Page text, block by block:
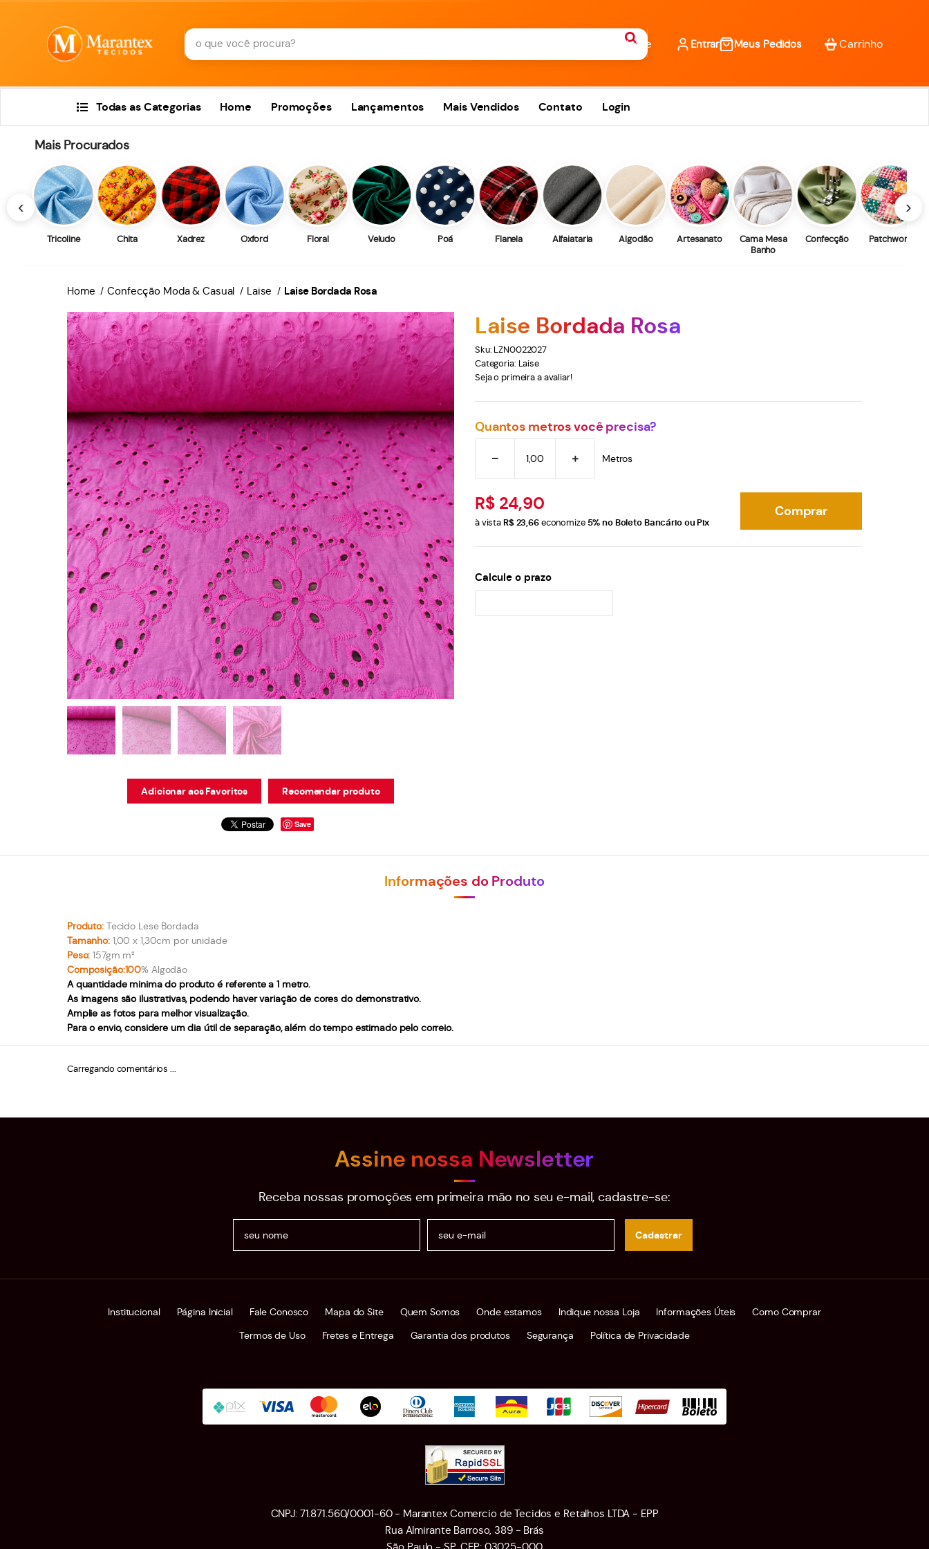
Entrar Meus Pedidos
Todas as Categorias Home Promoções Lançamentos Mais Vendidos Contato Login
‹
Mais Procurados
Tricoline Chita Xadrez Oxford Floral Veludo Poá Flanela Alfaiataria Algodão Artesanato
Cama Mesa
Banho
Confecção Patchwork
›
Home Confecção Moda & Casual Laise Laise Bordada Rosa
Adicionar aos Favoritos Recomendar produto
Save
Laise Bordada Rosa
Sku: LZN0022027
Categoria: Laise
Seja o primeira a avaliar!
Quantos metros você precisa?
Metros
R$ 24,90
à vistaR$ 23,66economize 5%no Boleto Bancário ou Pix
Comprar
Calcule o prazo
Informações do Produto
Produto: Tecido Lese Bordada
Tamanho: 1,00 x 1,30cm por unidade
Peso: 157gm m²
Composição:100% Algodão
A quantidade minima do produto é referente a 1 metro.
As imagens são ilustrativas, podendo haver variação de cores do demonstrativo.
Amplie as fotos para melhor visualização.
Para o envio, considere um dia útil de separação, além do tempo estimado pelo correio.
Carregando comentários ...
Assine nossa Newsletter
Receba nossas promoções em primeira mão no seu e-mail, cadastre-se:
Cadastrar
Institucional Página Inicial Fale Conosco Mapa do Site Quem Somos Onde estamos Indique nossa Loja Informações Úteis
Como Comprar
Termos de Uso
Fretes e Entrega Garantia dos produtos Segurança Política de Privacidade
CNPJ: 71.871.560/0001-60 - Marantex Comercio de Tecidos e Retalhos LTDA - EPP
Rua Almirante Barroso, 389- Brás